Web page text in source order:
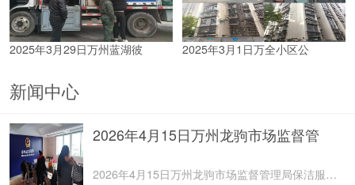
2025年3月29日万州蓝湖彼 2025年3月1日万全小区公
新闻中心
2026年4月15日万州龙驹市场监督管
2026年4月15日万州龙驹市场监督管理局保洁服务由重庆美